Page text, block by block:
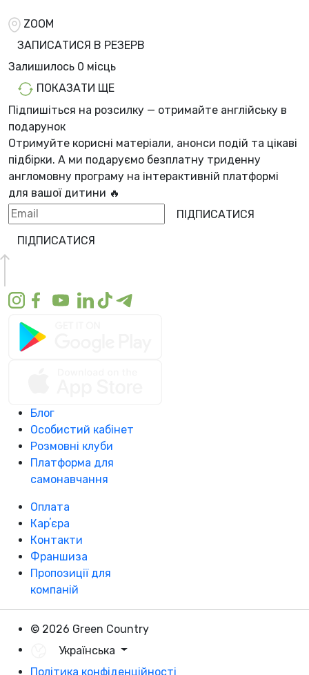
ZOOM
ЗАПИСАТИСЯ В РЕЗЕРВ
Залишилось 0 місць
ПОКАЗАТИ ЩЕ
Підпишіться на розсилку — отримайте англійську в
подарунок
Отримуйте корисні матеріали, анонси подій та цікаві
підбірки. А ми подаруємо безплатну триденну
англомовну програму на інтерактивній платформі
для вашої дитини 🔥
ПІДПИСАТИСЯ
ПІДПИСАТИСЯ
Блог
Особистий кабінет
Розмовні клуби
Платформа для
самонавчання
Оплата
Карʼєра
Контакти
Франшиза
Пропозиції для
компаній
© 2026 Green Country
Українська
Політика конфіденційності